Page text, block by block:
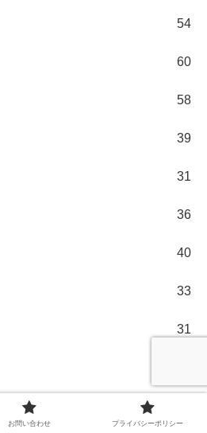
54
60
58
39
31
36
40
33
31
お問い合わせ プライバシーポリシー